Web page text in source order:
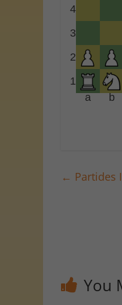
1
2
3
4
a b
← Partides
You